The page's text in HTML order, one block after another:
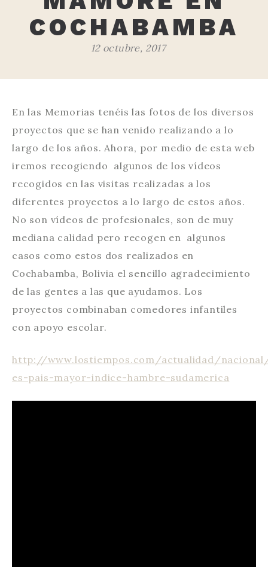
COCHABAMBA
12 octubre, 2017
En las Memorias tenéis las fotos de los diversos
proyectos que se han venido realizando a lo
largo de los años. Ahora, por medio de esta web
iremos recogiendo algunos de los vídeos
recogidos en las visitas realizadas a los
diferentes proyectos a lo largo de estos años.
No son vídeos de profesionales, son de muy
mediana calidad pero recogen en algunos
casos como estos dos realizados en
Cochabamba, Bolivia el sencillo agradecimiento
de las gentes a las que ayudamos. Los
proyectos combinaban comedores infantiles
con apoyo escolar.
http://www.lostiempos.com/actualidad/
es-pais-mayor-indice-hambre-sudamerica